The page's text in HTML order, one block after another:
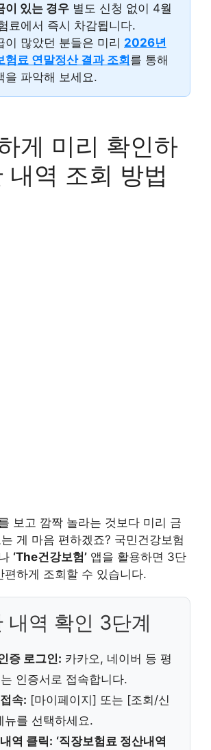
이 있는 경우 별도 신청 없이 4월
료에서 즉시 차감됩니다.
이 많았던 분들은 미리 2026년
험료 연말정산 결과 조회를 통해
을 파악해 보세요.
게 미리 확인하
내역 조회 방법
보고 깜짝 놀라는 것보다 미리 금
게 마음 편하겠죠? 국민건강보험
‘The건강보험’ 앱을 활용하면 3단
편하게 조회할 수 있습니다.
내역 확인 3단계
증 로그인: 카카오, 네이버 등 평
인증서로 접속합니다.
속: [마이페이지] 또는 [조회/신
뉴를 선택하세요.
역 클릭: ‘직장보험료 정산내역